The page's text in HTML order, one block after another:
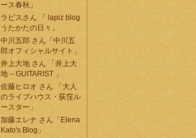
ース春秋」
ラピスさん 「 lapiz blog
うたかたの日々」
中川五郎 さん「中川五
郎オフィシャルサイト」
井上大地 さん 「井上大
地 – GUITARIST 」
佐藤ヒロオ さん 「大人
のライブハウス・荻窪ル
ースター」
加藤エレナ さん「Elena
Kato's Blog」